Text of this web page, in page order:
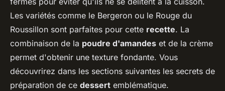
Les variétés comme le Bergeron ou le Rouge du
Roussillon sont parfaites pour cette recette. La
combinaison de la poudre d'amandes et de la crème
permet d'obtenir une texture fondante. Vous
découvrirez dans les sections suivantes les secrets de
préparation de ce dessert emblématique.